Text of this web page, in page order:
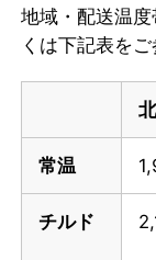
地域・配送温
くは下記表をご
常温
チルド